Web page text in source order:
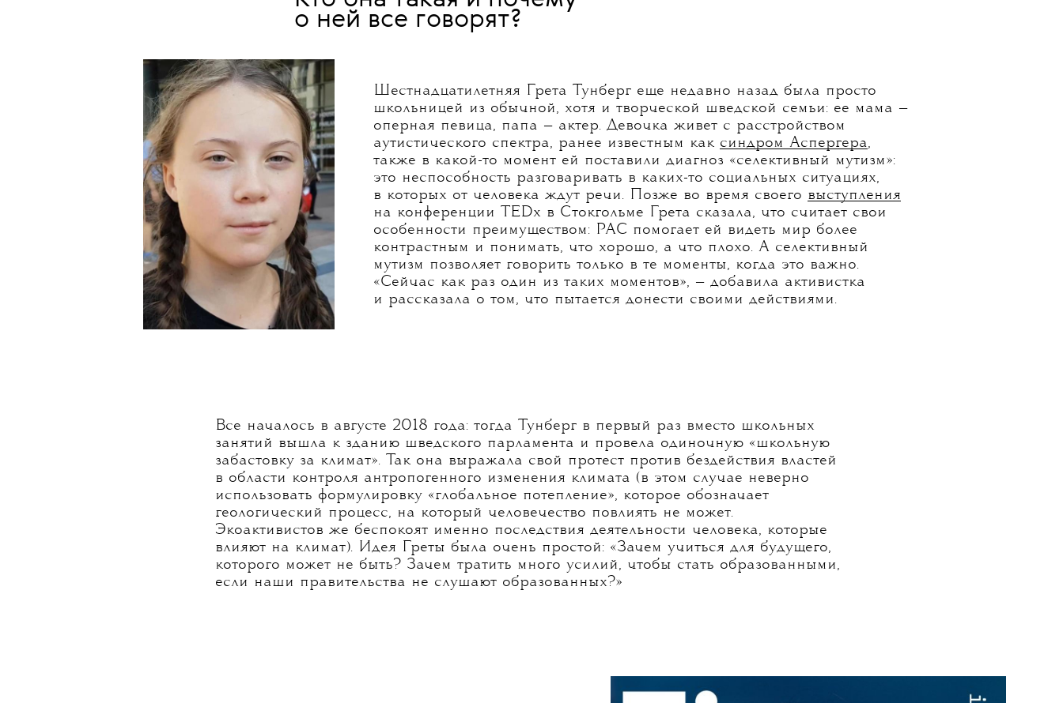
о ней все говорят?
Шестнадцатилетняя Грета Тунберг еще недавно назад была просто
школьницей из обычной, хотя и творческой шведской семьи: ее мама —
оперная певица, папа — актер. Девочка живет с расстройством
аутистического спектра, ранее известным как синдром Аспергера,
также в какой-то момент ей поставили диагноз «селективный мутизм»:
это неспособность разговаривать в каких-то социальных ситуациях,
в которых от человека ждут речи. Позже во время своего выступления
на конференции TEDx в Стокгольме Грета сказала, что считает свои
особенности преимуществом: РАС помогает ей видеть мир более
контрастным и понимать, что хорошо, а что плохо. А селективный
мутизм позволяет говорить только в те моменты, когда это важно.
«Сейчас как раз один из таких моментов», — добавила активистка
и рассказала о том, что пытается донести своими действиями.
Все началось в августе 2018 года: тогда Тунберг в первый раз вместо школьных
занятий вышла к зданию шведского парламента и провела одиночную «школьную
забастовку за климат». Так она выражала свой протест против бездействия властей
в области контроля антропогенного изменения климата (в этом случае неверно
использовать формулировку «глобальное потепление», которое обозначает
геологический процесс, на который человечество повлиять не может.
Экоактивистов же беспокоят именно последствия деятельности человека, которые
влияют на климат). Идея Греты была очень простой: «Зачем учиться для будущего,
которого может не быть? Зачем тратить много усилий, чтобы стать образованными,
если наши правительства не слушают образованных?»